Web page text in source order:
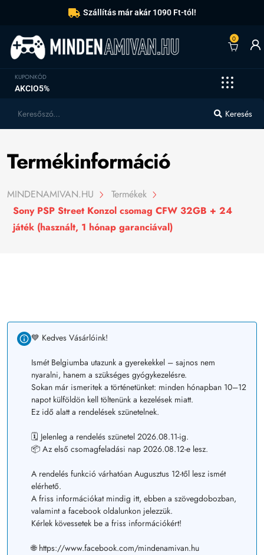
Szállítás már akár 1090 Ft-tól!
0
KUPONKÓD
AKCIO5%
Keresés
Termékinformáció
MINDENAMIVAN.HU
Termékek
Sony PSP Street Konzol csomag CFW 32GB + 24
játék (használt, 1 hónap garanciával)
💙 Kedves Vásárlóink!
Ismét Belgiumba utazunk a gyerekekkel – sajnos nem
nyaralni, hanem a szükséges gyógykezelésre.
Sokan már ismeritek a történetünket: minden hónapban 10–12
napot külföldön kell töltenünk a kezelések miatt.
Ez idő alatt a rendelések szünetelnek.
🗓️ Jelenleg a rendelés szünetel 2026.08.11-ig.
📦 Az első csomagfeladási nap 2026.08.12-e lesz.
A rendelés funkció várhatóan Augusztus 12-től lesz ismét
elérhető.
A friss információkat mindig itt, ebben a szövegdobozban,
valamint a facebook oldalunkon jelezzük.
Kérlek kövessetek be a friss információkért!
🌐 https://www.facebook.com/mindenamivan.hu